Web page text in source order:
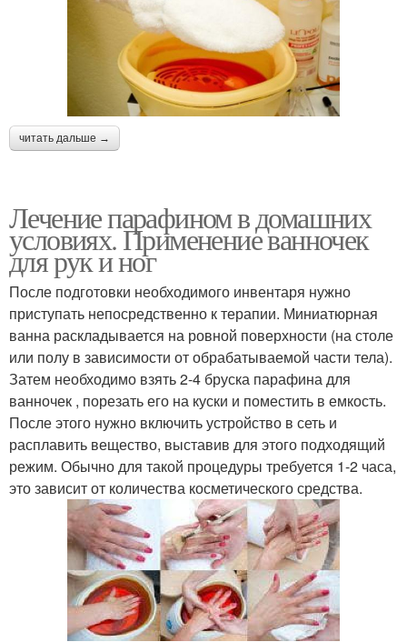
читать дальше →
Лечение парафином в домашних
условиях. Применение ванночек
для рук и ног
После подготовки необходимого инвентаря нужно
приступать непосредственно к терапии. Миниатюрная
ванна раскладывается на ровной поверхности (на столе
или полу в зависимости от обрабатываемой части тела).
Затем необходимо взять 2-4 бруска парафина для
ванночек , порезать его на куски и поместить в емкость.
После этого нужно включить устройство в сеть и
расплавить вещество, выставив для этого подходящий
режим. Обычно для такой процедуры требуется 1-2 часа,
это зависит от количества косметического средства.